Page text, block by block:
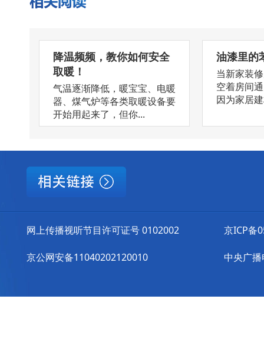
降温频频，教你如何安全
取暖！
气温逐渐降低，暖宝宝、电暖
器、煤气炉等各类取暖设备要
开始用起来了，但你...
油漆里的
当新家装
空着房间
因为家居
网上传播视听节目许可证号 0102002
京公网安备11040202120010
京ICP备
中央广